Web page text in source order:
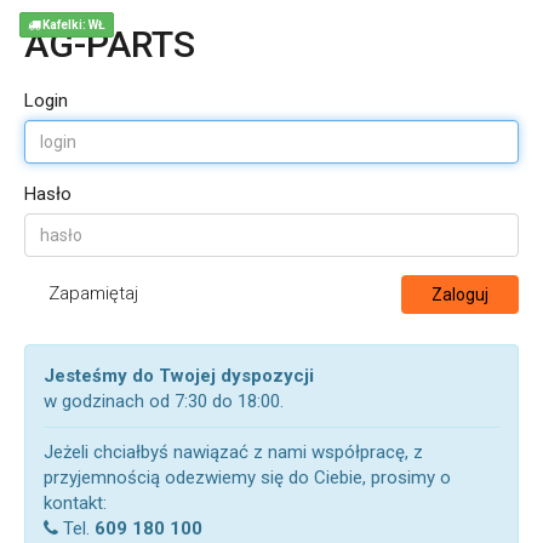
AG-PARTS
Login
Hasło
Zapamiętaj Zaloguj
Jesteśmy do Twojej dyspozycji
w godzinach od 7:30 do 18:00.
Jeżeli chciałbyś nawiązać z nami współpracę, z
przyjemnością odezwiemy się do Ciebie, prosimy o
kontakt:
Tel. 609 180 100
Kafelki: WŁ